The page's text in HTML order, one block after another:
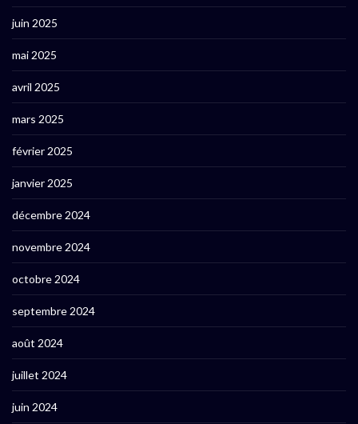
juin 2025
mai 2025
avril 2025
mars 2025
février 2025
janvier 2025
décembre 2024
novembre 2024
octobre 2024
septembre 2024
août 2024
juillet 2024
juin 2024